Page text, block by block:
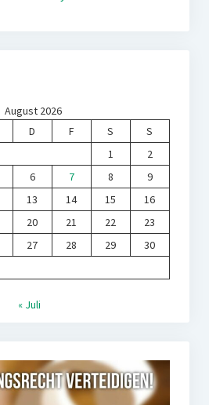
August 2026
D F S
S
1
2
6 7 8
9
13 14 15
16
20 21 22
23
27 28 29
30
« Juli